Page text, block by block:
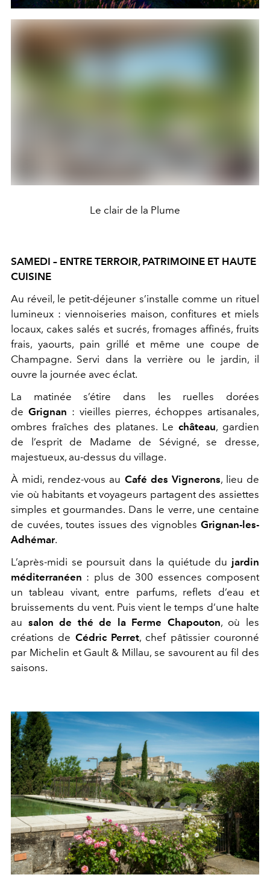
Le clair de la Plume
SAMEDI – ENTRE TERROIR, PATRIMOINE ET HAUTE
CUISINE
Au réveil, le petit-déjeuner s’installe comme un rituel
lumineux : viennoiseries maison, confitures et miels
locaux, cakes salés et sucrés, fromages affinés, fruits
frais, yaourts, pain grillé et même une coupe de
Champagne. Servi dans la verrière ou le jardin, il
ouvre la journée avec éclat.
La matinée s’étire dans les ruelles dorées
de Grignan : vieilles pierres, échoppes artisanales,
ombres fraîches des platanes. Le château, gardien
de l’esprit de Madame de Sévigné, se dresse,
majestueux, au-dessus du village.
À midi, rendez-vous au Café des Vignerons, lieu de
vie où habitants et voyageurs partagent des assiettes
simples et gourmandes. Dans le verre, une centaine
de cuvées, toutes issues des vignobles Grignan-les-
Adhémar.
L’après-midi se poursuit dans la quiétude du jardin
méditerranéen : plus de 300 essences composent
un tableau vivant, entre parfums, reflets d’eau et
bruissements du vent. Puis vient le temps d’une halte
au salon de thé de la Ferme Chapouton, où les
créations de Cédric Perret, chef pâtissier couronné
par Michelin et Gault & Millau, se savourent au fil des
saisons.